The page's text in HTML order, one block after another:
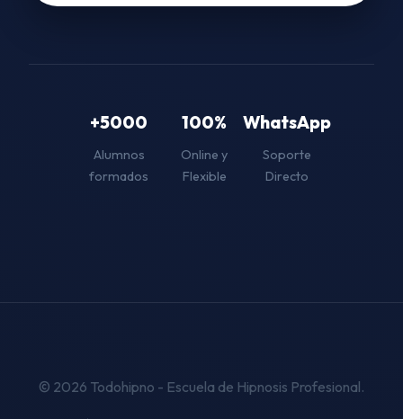
+5000
Alumnos
formados
100%
Online y
Flexible
WhatsApp
Soporte
Directo
© 2026 Todohipno - Escuela de Hipnosis Profesional.